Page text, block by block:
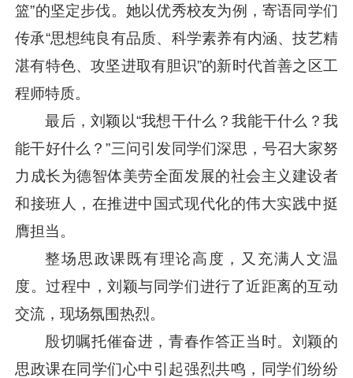
篮”的坚定步伐。她以优秀校友为例，寄语同学们
传承“思想纯良有品质、科学素养有内涵、技艺精
湛有特色、攻坚进取有胆识”的新时代首善之区工
程师特质。
最后，刘颖以“我想干什么？我能干什么？我
能干好什么？”三问引发同学们深思，号召大家努
力成长为德智体美劳全面发展的社会主义建设者
和接班人，在推进中国式现代化的伟大实践中挺
膺担当。
整场思政课既有理论高度，又充满人文温
度。过程中，刘颖与同学们进行了近距离的互动
交流，现场氛围热烈。
殷切嘱托催奋进，青春作答正当时。刘颖的
思政课在同学们心中引起强烈共鸣，同学们纷纷